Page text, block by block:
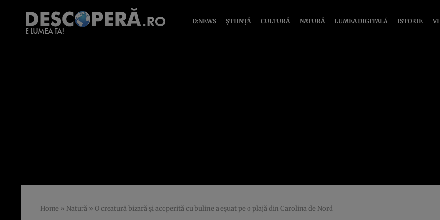
D:NEWS ȘTIINȚĂ CULTURĂ NATURĂ LUMEA DIGITALĂ ISTORIE
Home » Natură » O creatură bizară și acoperită cu buline a eșuat pe o plajă din Carolina de Nord